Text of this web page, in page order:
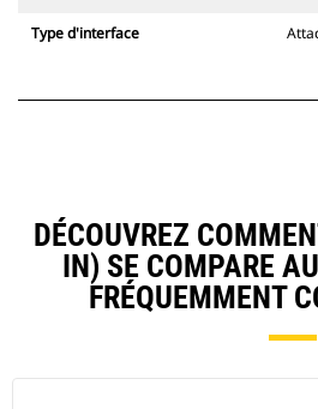
Type d'interface
DÉCOUVREZ
IN) SE COMPARE
FRÉQUEMMENT